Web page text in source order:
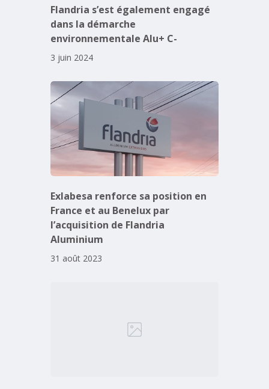
Flandria s’est également engagé
dans la démarche
environnementale Alu+ C-
3 juin 2024
Exlabesa renforce sa position en
France et au Benelux par
l’acquisition de Flandria
Aluminium
31 août 2023